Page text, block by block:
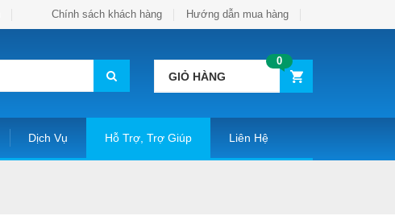
Chính sách khách hàng Hướng dẫn mua hàng
GIỎ HÀNG
0
Dịch Vụ Hỗ Trợ, Trợ Giúp Liên Hệ